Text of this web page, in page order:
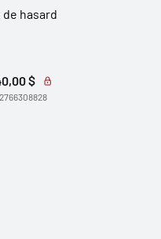
hasard
$